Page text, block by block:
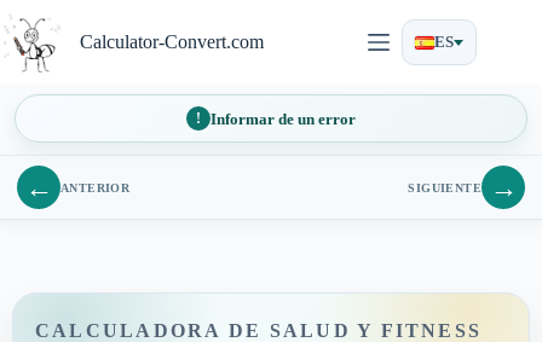
al
contenido
Calculator-Convert.com ES
Informar de un error
← ANTERIOR SIGUIENTE →
CALCULADORA DE SALUD Y FITNESS